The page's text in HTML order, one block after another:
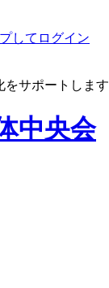
してログイン
サポートします
中央会